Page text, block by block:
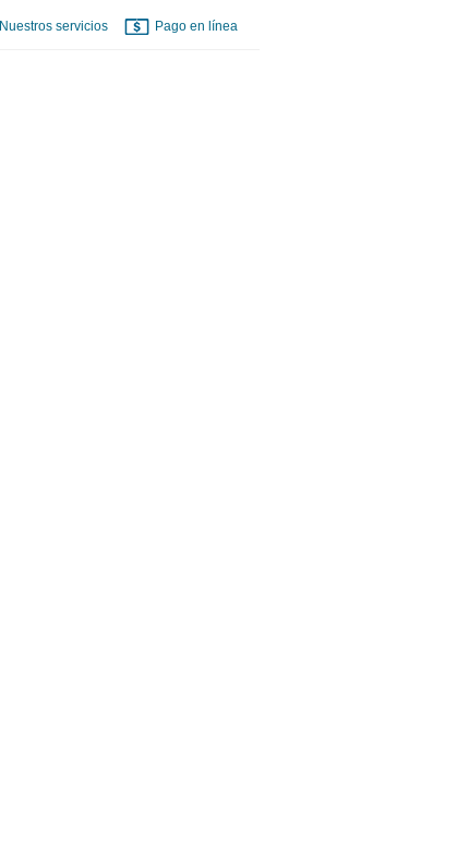
Nuestros servicios Pago en línea